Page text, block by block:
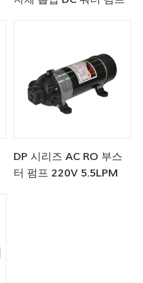
DP 시리즈 AC RO 부스
터 펌프 220V 5.5LPM